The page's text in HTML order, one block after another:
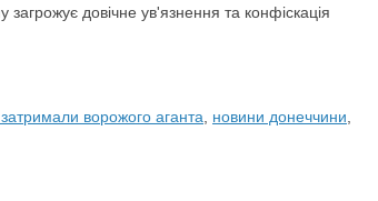
довічне ув'язнення та конфіскація
ворожого аганта, новини донеччини,